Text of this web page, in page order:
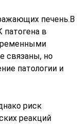
печень.В
в
связаны, но
патологии и
риск
реакций